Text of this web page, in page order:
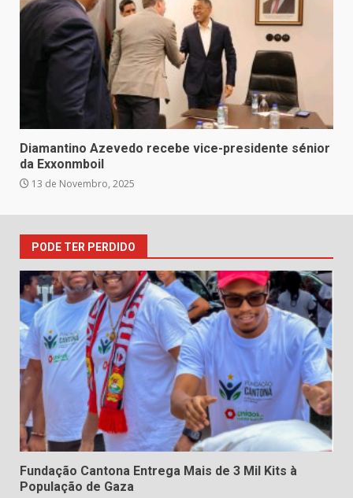
Diamantino Azevedo recebe vice-presidente sénior
da Exxonmboil
13 de Novembro, 2025
PODE TER PERDIDO
Fundação Cantona Entrega Mais de 3 Mil Kits à
População de Gaza